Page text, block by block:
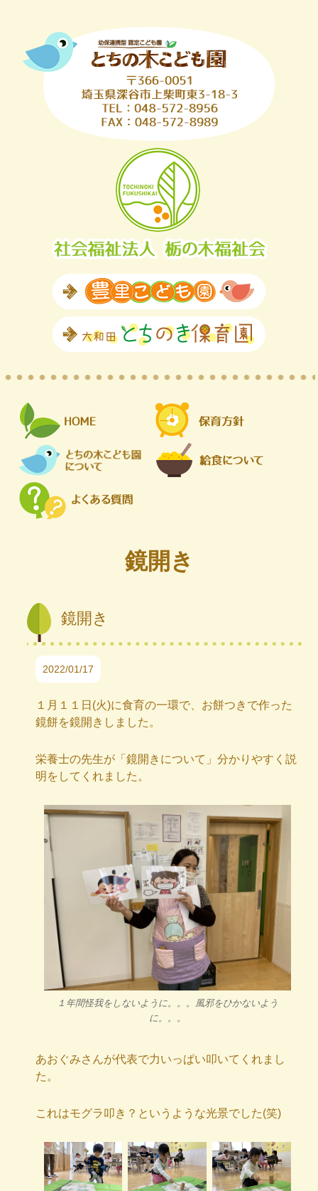
鏡開き
鏡開き
2022/01/17
１月１１日(火)に食育の一環で、お餅つきで作った
鏡餅を鏡開きしました。
栄養士の先生が「鏡開きについて」分かりやすく説
明をしてくれました。
１年間怪我をしないように。。。風邪をひかないよう
に。。。
あおぐみさんが代表で力いっぱい叩いてくれまし
た。
これはモグラ叩き？というような光景でした(笑)